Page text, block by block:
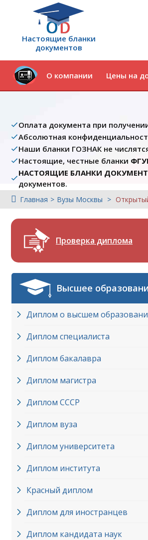
Настоящие бланки
документов
О компании Цены на
Оплата документа при
Абсолютная
Наши бланки ГОЗНАК не
Настоящие, честные бланки
НАСТОЯЩИЕ БЛАНКИ
документов.
Главная Вузы Москвы
Проверка диплома
Высшее
Диплом о высшем
Диплом специалиста
Диплом бакалавра
Диплом магистра
Диплом СССР
Диплом вуза
Диплом университета
Диплом института
Красный диплом
Диплом для иностранцев
Диплом кандидата наук